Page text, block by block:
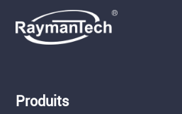
Produits